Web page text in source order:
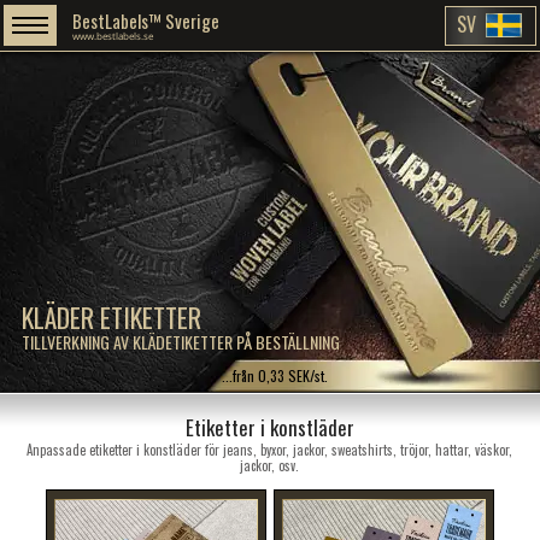
KLÄDER ETIKETTER
TILLVERKNING AV KLÄDETIKETTER PÅ BESTÄLLNING
BestLabels™ Sverige
www.bestlabels.se SV
...från 0,33 SEK/st.
Etiketter i konstläder
Anpassade etiketter i konstläder för jeans, byxor, jackor, sweatshirts, tröjor, hattar, väskor,
jackor, osv.